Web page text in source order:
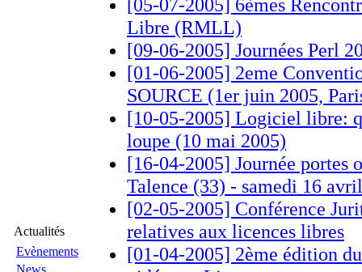
Actualités
Evènements
News
[05-07-2005] 6èmes
Libre (RMLL)
[09-06-2005] Journées Perl
[01-06-2005] 2eme
SOURCE (1er juin 2005,
[10-05-2005] Logiciel libre:
loupe (10 mai 2005)
[16-04-2005] Journée portes
Talence (33) - samedi 16
[02-05-2005] Conférence
relatives aux licences libres
[01-04-2005] 2ème édition